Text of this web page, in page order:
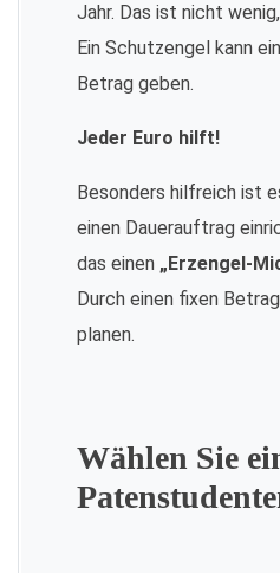
Jahr. Das ist nicht
Ein Schutzengel kann
Betrag geben.
Jeder Euro hilft!
Besonders hilfreich ist
einen Dauerauftrag
das einen „Erzengel-
Durch einen fixen
planen.
Wählen Sie